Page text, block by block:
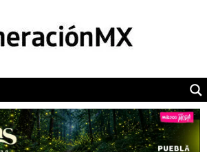
POLÍTICA
CAMALEÓN
OPINIÓN